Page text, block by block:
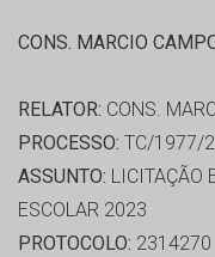
CONS. MARCIO
RELATOR: CONS.
PROCESSO: TC/1977/
ASSUNTO: LICITAÇÃO
ESCOLAR 2023
PROTOCOLO: 2314270